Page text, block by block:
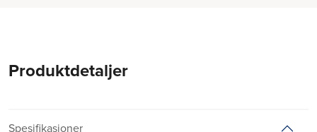
Produktdetaljer
Spesifikasjoner